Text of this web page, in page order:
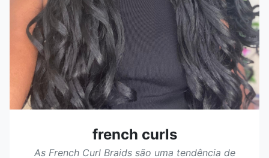
french curls
As French Curl Braids são uma tendência de